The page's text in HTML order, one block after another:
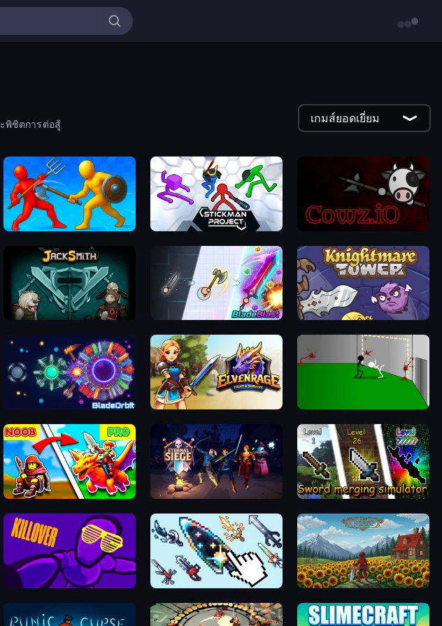
พิชิตการต่อสู้ เกมส์ยอดเยี่ยม
Epic Sword Battle! Fight in Arena Stickman Project cowz.io
Jacksmith BladeBlast.io Knightmare Tower
BladeOrbit.io Elvenrage
Battle of Knights: Robby and Dragons Eternal Siege Sword Merging Simulator
KILLOVER Sword Adventure Idle The Quest